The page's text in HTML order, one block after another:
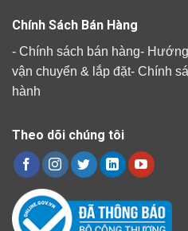
Chính Sách Bán Hàng
- Chính sách bán hàng-
vận chuyển & lắp đặt- Chính
hành
Theo dõi chúng tôi